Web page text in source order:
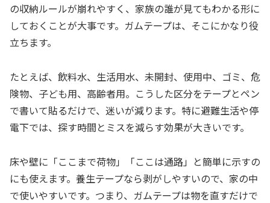
の収納ルールが崩れやすく、家族の誰が見てもわかる形に
しておくことが大事です。ガムテープは、そこにかなり役
立ちます。
たとえば、飲料水、生活用水、未開封、使用中、ゴミ、危
険物、子ども用、高齢者用。こうした区分をテープとペン
で書いて貼るだけで、迷いが減ります。特に避難生活や停
電下では、探す時間とミスを減らす効果が大きいです。
床や壁に「ここまで荷物」「ここは通路」と簡単に示すの
にも使えます。養生テープなら剥がしやすいので、家の中
で使いやすいです。つまり、ガムテープは物を直すだけで